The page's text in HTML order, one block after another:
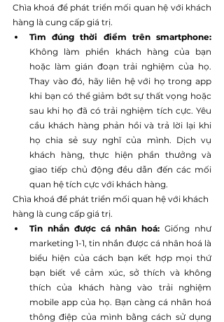
Chìa khoá để phát triển mối quan hệ với khách
hàng là cung cấp giá trị.
Không làm phiền khách hàng của bạn
hoặc làm gián đoạn trải nghiệm của họ.
Thay vào đó, hãy liên hệ với họ trong app
khi bạn có thể giảm bớt sự thất vọng hoặc
sau khi họ đã có trải nghiệm tích cực. Yêu
cầu khách hàng phản hồi và trả lời lại khi
họ chia sẻ suy nghĩ của mình. Dịch vụ
khách hàng, thực hiện phần thưởng và
giao tiếp chủ động đều dẫn đến các mối
quan hệ tích cực với khách hàng.
Chìa khoá để phát triển mối quan hệ với khách
hàng là cung cấp giá trị.
Tin nhắn được cá nhân hoá: Giống như
marketing 1-1, tin nhắn được cá nhân hoá là
biểu hiện của cách bạn kết hợp mọi thứ
bạn biết về cảm xúc, sở thích và không
thích của khách hàng vào trải nghiệm
mobile app của họ. Bạn càng cá nhân hoá
thông điệp của mình bằng cách sử dụng